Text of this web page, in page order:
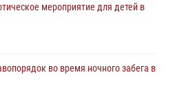
во время массового
мероприятие для детей в
во время ночного забега в